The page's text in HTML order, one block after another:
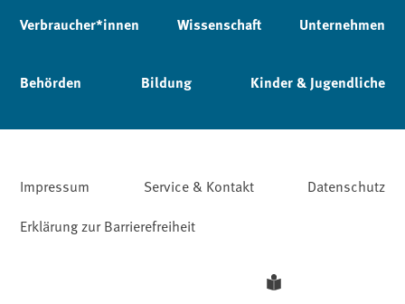
Verbraucher*innen Wissenschaft Unternehmen
Behörden Bildung Kinder & Jugendliche
Impressum Service & Kontakt
Datenschutz
Erklärung zur Barrierefreiheit